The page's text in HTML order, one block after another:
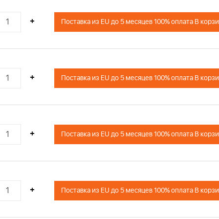
83
+ Поставка из EU до 5 месяцев 100% оплата В
+ Поставка из EU до 5 месяцев 100% оплата В
+ Поставка из EU до 5 месяцев 100% оплата В
+ Поставка из EU до 5 месяцев 100% оплата В